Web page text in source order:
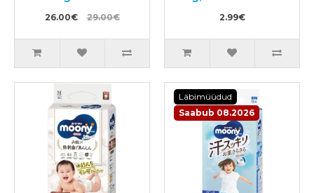
26.00€ 29.00€ 2.99€
Läbimüüdud
Saabub 08.2026